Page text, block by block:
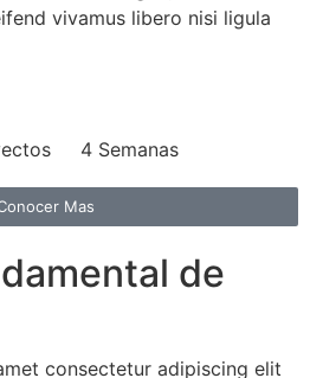
vivamus libero nisi ligula
4 Semanas
Mas
de
consectetur adipiscing elit